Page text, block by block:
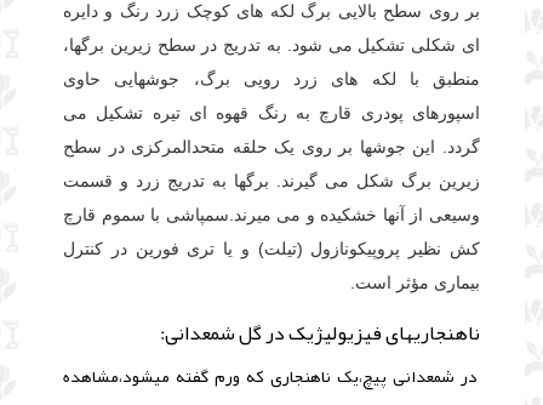
بر روی سطح بالایی برگ لکه های کوچک زرد رنگ و دایره
ای شکلی تشکیل می شود. به تدریج در سطح زیرین برگها،
منطبق با لکه های زرد رویی برگ، جوشهایی حاوی
اسپورهای پودری قارچ به رنگ قهوه ای تیره تشکیل می
گردد. این جوشها بر روی یک حلقه متحدالمرکزی در سطح
زیرین برگ شکل می گیرند. برگها به تدریج زرد و قسمت
وسیعی از آنها خشکیده و می میرند.سمپاشی با سموم قارچ
کش نظیر پروپیکونازول (تیلت) و یا تری فورین در کنترل
بیماری مؤثر است.
ناهنجاریهای فیزیولیژیک در گل شمعدانی:
در شمعدانی پیچ،یک ناهنجاری که ورم گفته میشود،مشاهده